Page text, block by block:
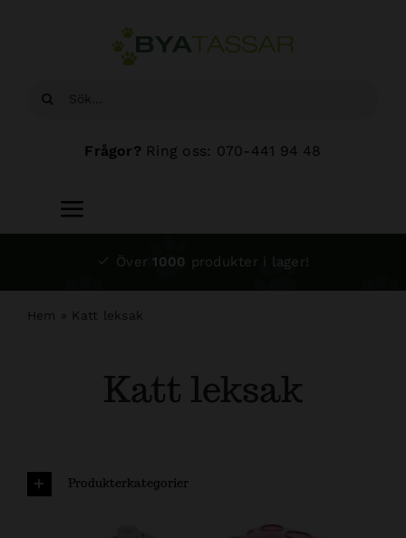
Sök
Frågor? Ring oss: 070-441 94 48
Toggle
Navigation
Över 1000 produkter i lager!
Hem » Katt leksak
Katt leksak
Produkterkategorier